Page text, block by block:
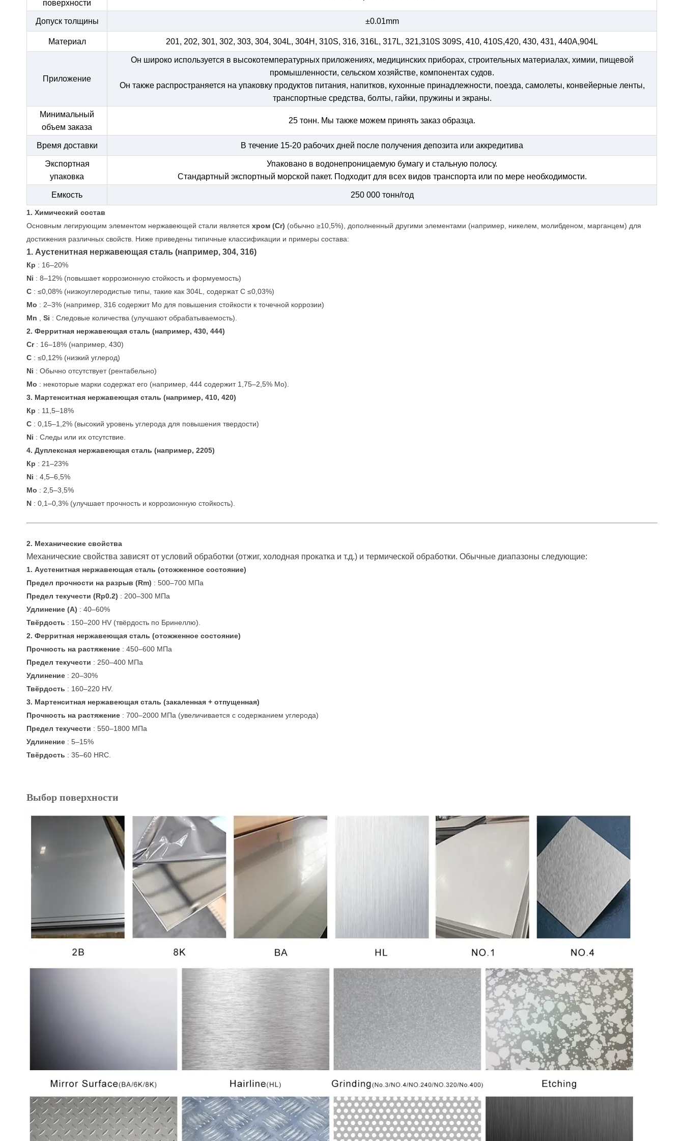
поверхности
Допуск толщины ±0.01mm
Материал 201, 202, 301, 302, 303, 304, 304L, 304H, 310S, 316, 316L, 317L, 321,310S 309S, 410, 410S,420, 430, 431, 440A,904L
Приложение
Он широко используется в высокотемпературных приложениях, медицинских приборах, строительных материалах, химии, пищевой
промышленности, сельском хозяйстве, компонентах судов.
Он также распространяется на упаковку продуктов питания, напитков, кухонные принадлежности, поезда, самолеты, конвейерные ленты,
транспортные средства, болты, гайки, пружины и экраны.
Минимальный
объем заказа
25 тонн. Мы также можем принять заказ образца.
Время доставки В течение 15-20 рабочих дней после получения депозита или аккредитива
Экспортная
упаковка
Упаковано в водонепроницаемую бумагу и стальную полосу.
Стандартный экспортный морской пакет. Подходит для всех видов транспорта или по мере необходимости.
Емкость 250 000 тонн/год
1. Химический состав
Основным легирующим элементом нержавеющей стали является хром (Cr) (обычно ≥10,5%), дополненный другими элементами (например, никелем, молибденом, марганцем) для
достижения различных свойств. Ниже приведены типичные классификации и примеры состава:
1. Аустенитная нержавеющая сталь (например, 304, 316)
Кр : 16–20%
Ni : 8–12% (повышает коррозионную стойкость и формуемость)
C : ≤0,08% (низкоуглеродистые типы, такие как 304L, содержат C ≤0,03%)
Mo : 2–3% (например, 316 содержит Mo для повышения стойкости к точечной коррозии)
Mn
Si : Следовые количества (улучшают обрабатываемость).
2. Ферритная нержавеющая сталь (например, 430, 444)
Cr : 16–18% (например, 430)
C : ≤0,12% (низкий углерод)
Ni : Обычно отсутствует (рентабельно)
Mo : некоторые марки содержат его (например, 444 содержит 1,75–2,5% Mo).
3. Мартенситная нержавеющая сталь (например, 410, 420)
Кр : 11,5–18%
C : 0,15–1,2% (высокий уровень углерода для повышения твердости)
Ni : Следы или их отсутствие.
4. Дуплексная нержавеющая сталь (например, 2205)
Кр : 21–23%
Ni : 4,5–6,5%
Мо : 2,5–3,5%
N : 0,1–0,3% (улучшает прочность и коррозионную стойкость).
2. Механические свойства
Механические свойства зависят от условий обработки (отжиг, холодная прокатка и т.д.) и термической обработки. Обычные диапазоны следующие:
1. Аустенитная нержавеющая сталь (отожженное состояние)
Предел прочности на разрыв (Rm) : 500–700 МПа
Предел текучести (Rp0.2) : 200–300 МПа
Удлинение (А) : 40–60%
Твёрдость : 150–200 HV (твёрдость по Бринеллю).
2. Ферритная нержавеющая сталь (отожженное состояние)
Прочность на растяжение : 450–600 МПа
Предел текучести : 250–400 МПа
Удлинение : 20–30%
Твёрдость : 160–220 HV.
3. Мартенситная нержавеющая сталь (закаленная + отпущенная)
Прочность на растяжение : 700–2000 МПа (увеличивается с содержанием углерода)
Предел текучести : 550–1800 МПа
Удлинение : 5–15%
Твёрдость : 35–60 HRC.
Выбор поверхности